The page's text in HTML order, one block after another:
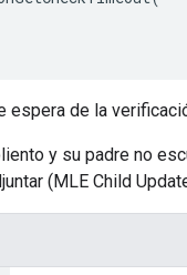
de la
y su padre no
(MLE Child